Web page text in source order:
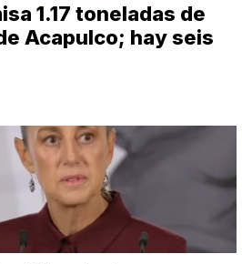
1.17 toneladas de
Acapulco; hay seis